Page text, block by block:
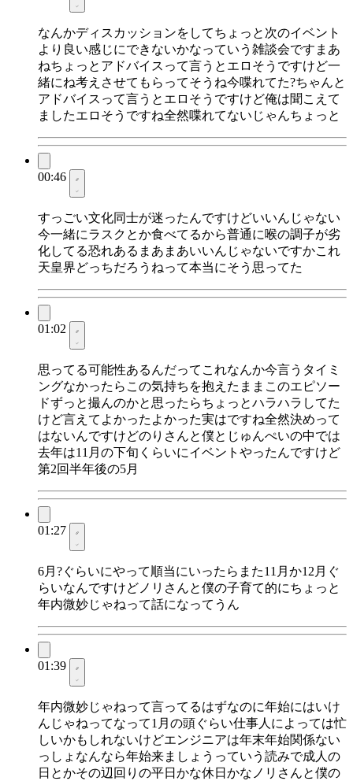
なんかディスカッションをしてちょっと次のイベント
より良い感じにできないかなっていう雑談会ですまあ
ねちょっとアドバイスって言うとエロそうですけど一
緒にね考えさせてもらってそうね今喋れてた?ちゃんと
アドバイスって言うとエロそうですけど俺は聞こえて
ましたエロそうですね全然喋れてないじゃんちょっと
00:46
すっごい文化同士が迷ったんですけどいいんじゃない
今一緒にラスクとか食べてるから普通に喉の調子が劣
化してる恐れあるまあまあいいんじゃないですかこれ
天皇界どっちだろうねって本当にそう思ってた
01:02
思ってる可能性あるんだってこれなんか今言うタイミ
ングなかったらこの気持ちを抱えたままこのエピソー
ドずっと撮んのかと思ったらちょっとハラハラしてた
けど言えてよかったよかった実はですね全然決めって
はないんですけどのりさんと僕とじゅんぺいの中では
去年は11月の下旬くらいにイベントやったんですけど
第2回半年後の5月
01:27
6月?ぐらいにやって順当にいったらまた11月か12月ぐ
らいなんですけどノリさんと僕の子育て的にちょっと
年内微妙じゃねって話になってうん
01:39
年内微妙じゃねって言ってるはずなのに年始にはいけ
んじゃねってなって1月の頭ぐらい仕事人によっては忙
しいかもしれないけどエンジニアは年末年始関係ない
っしょなんなら年始来ましょうっていう読みで成人の
日とかその辺回りの平日かな休日かなノリさんと僕の